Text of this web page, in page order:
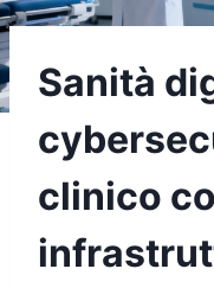
Sanità
clinico